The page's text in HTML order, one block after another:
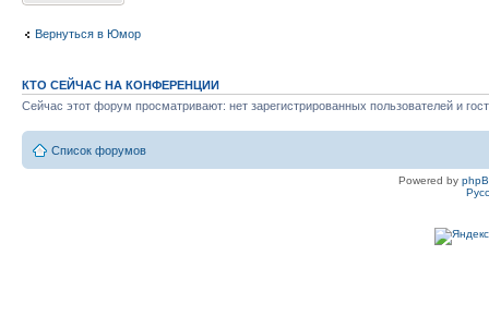
Вернуться в Юмор
КТО СЕЙЧАС НА КОНФЕРЕНЦИИ
Сейчас этот форум просматривают: нет зарегистрированных пользователей и
Список форумов
Powered by